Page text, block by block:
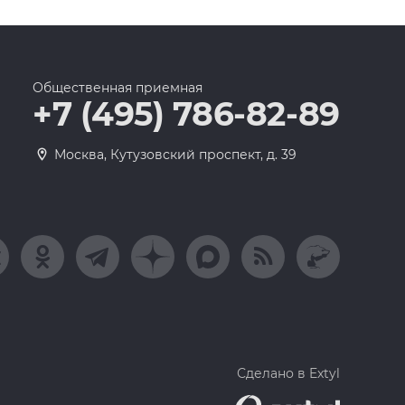
Общественная приемная
+7 (495) 786-82-89
Москва, Кутузовский проспект, д. 39
Сделано в Extyl